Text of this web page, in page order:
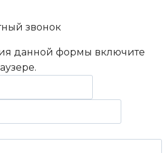
звонок
данной формы включите